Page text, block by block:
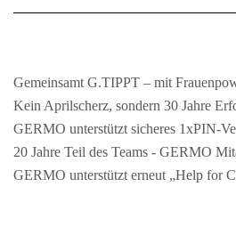
Gemeinsamt G.TIPPT – mit
Kein Aprilscherz, sondern 30 Jahre
GERMO unterstützt sicheres 1xPIN-
20 Jahre Teil des Teams - GERMO
GERMO unterstützt erneut „Help for